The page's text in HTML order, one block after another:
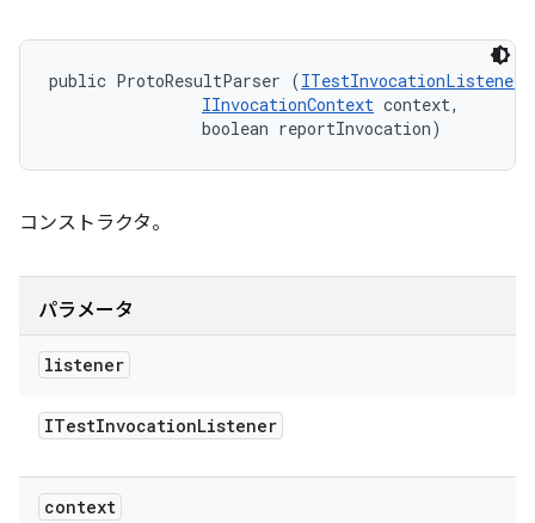
public ProtoResultParser (ITestInvocationListener
IInvocationContext context,
                boolean reportInvocation)
コンストラクタ。
パラメータ
listener
ITestInvocationListener
context